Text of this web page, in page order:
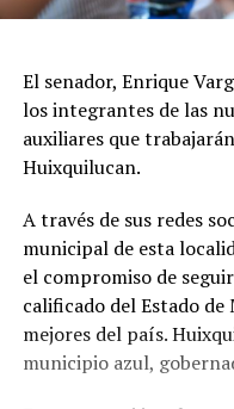
El senador, Enrique
los integrantes de las
auxiliares que
Huixquilucan.
A través de sus redes
municipal de esta
el compromiso de
calificado del Estado
mejores del país.
municipio azul,